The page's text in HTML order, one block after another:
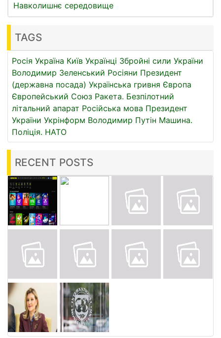
Навколишнє середовище
TAGS
Росія Україна Київ Українці Збройні сили України
Володимир Зеленський Росіяни Президент
(державна посада) Українська гривня Європа
Європейський Союз Ракета. Безпілотний
літальний апарат Російська мова Президент
України Укрінформ Володимир Путін Машина.
Поліція. НАТО
RECENT POSTS